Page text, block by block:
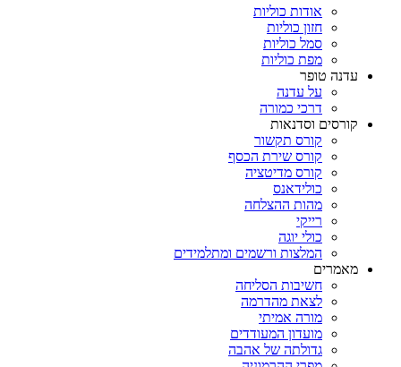
אודות כוליות
חזון כוליות
סמל כוליות
מפת כוליות
עדנה טופר
על עדנה
דרכי כמורה
קורסים וסדנאות
קורס תקשור
קורס שירת הכסף
קורס מדיטציה
כולידאנס
מהות ההצלחה
רייקי
כולי יוגה
המלצות ורשמים ומתלמידים
מאמרים
חשיבות הסליחה
לצאת מהדרמה
מורה אמיתי
מועדון המעודדים
גדולתה של אהבה